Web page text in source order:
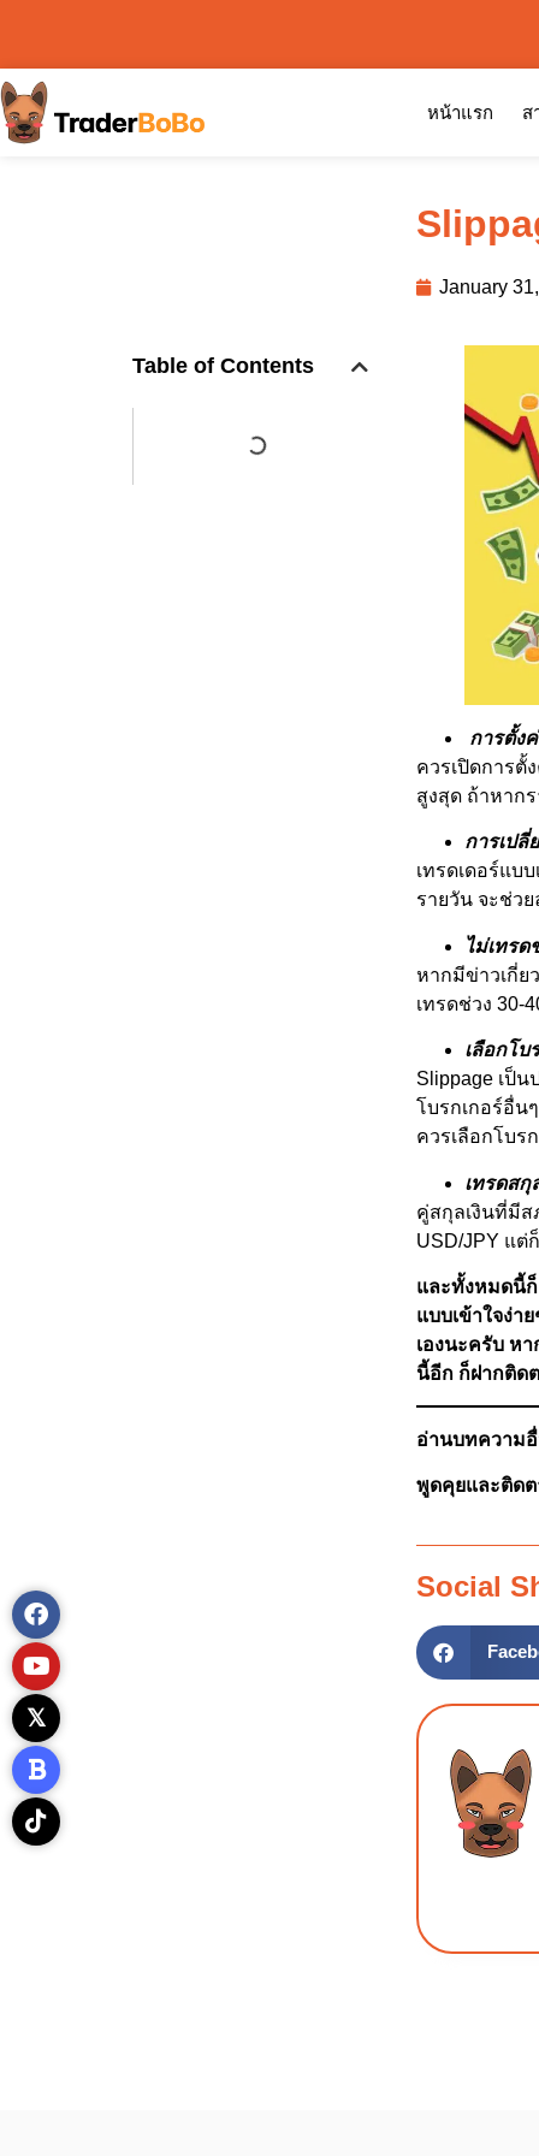
หน้าแรก ส
January
Table of Contents
การตั้ง
ควรเปิดการตั้
สูงสุด ถ้าหาก
การเปลี่
เทรดเดอร์แบ
รายวัน จะช่ว
ไม่เทรด
หากมีข่าวเกี่ย
เทรดช่วง 30-
เลือกโบ
Slippage เป็
โบรกเกอร์อื่น
ควรเลือกโบร
เทรดสกุ
คู่สกุลเงินที่มีส
USD/JPY แต่
และทั้งหมดนี้ก็
แบบเข้าใจง่า
เองนะครับ ห
นี้อีก ก็ฝากติด
อ่านบทความอื่
พูดคุยและติดต
Social